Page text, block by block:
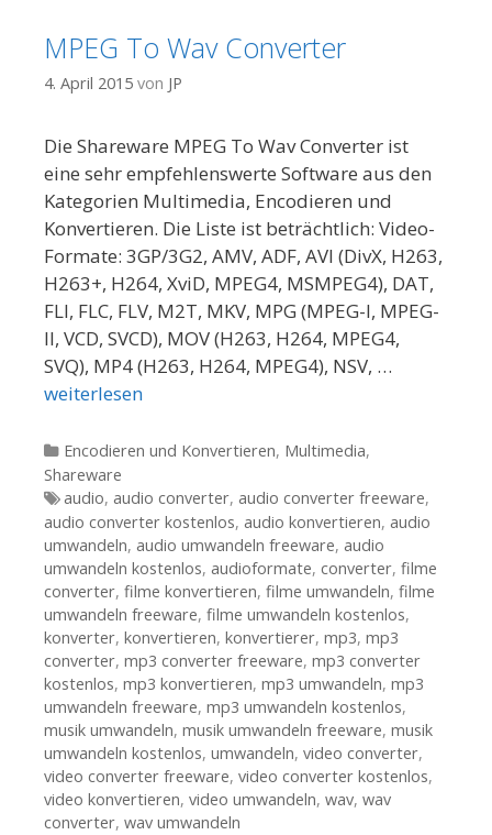
MPEG To Wav Converter
4. April 2015 von JP
Die Shareware MPEG To Wav Converter ist
eine sehr empfehlenswerte Software aus den
Kategorien Multimedia, Encodieren und
Konvertieren. Die Liste ist beträchtlich: Video-
Formate: 3GP/3G2, AMV, ADF, AVI (DivX, H263,
H263+, H264, XviD, MPEG4, MSMPEG4), DAT,
FLI, FLC, FLV, M2T, MKV, MPG (MPEG-I, MPEG-
II, VCD, SVCD), MOV (H263, H264, MPEG4,
SVQ), MP4 (H263, H264, MPEG4), NSV, …
weiterlesen
Kategorien
Encodieren und Konvertieren, Multimedia,
Shareware
Tags
audio, audio converter, audio converter freeware,
audio converter kostenlos, audio konvertieren, audio
umwandeln, audio umwandeln freeware, audio
umwandeln kostenlos, audioformate, converter, filme
converter, filme konvertieren, filme umwandeln, filme
umwandeln freeware, filme umwandeln kostenlos,
konverter, konvertieren, konvertierer, mp3, mp3
converter, mp3 converter freeware, mp3 converter
kostenlos, mp3 konvertieren, mp3 umwandeln, mp3
umwandeln freeware, mp3 umwandeln kostenlos,
musik umwandeln, musik umwandeln freeware, musik
umwandeln kostenlos, umwandeln, video converter,
video converter freeware, video converter kostenlos,
video konvertieren, video umwandeln, wav, wav
converter, wav umwandeln